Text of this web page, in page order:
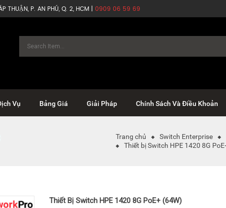
THUẬN, P. AN PHÚ, Q. 2, HCM | 0909 06 59 69
Vụ Bảng Giá Giải Pháp Chính Sách Và Điều Khoản
Trang chủ
Switch Enterprise
Thiết bị Switch HPE 1420 8G
Thiết Bị Switch HPE 1420 8G PoE+ (64W)